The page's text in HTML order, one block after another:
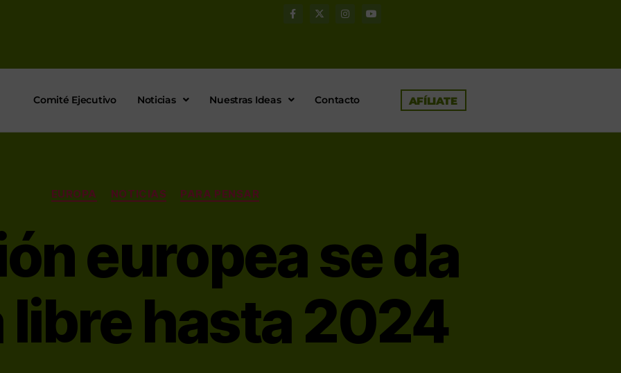
Comité Ejecutivo Noticias Nuestras Ideas Contacto AFÍLIATE
EUROPA NOTICIAS PARA PENSAR
europea se da
libre hasta 2024